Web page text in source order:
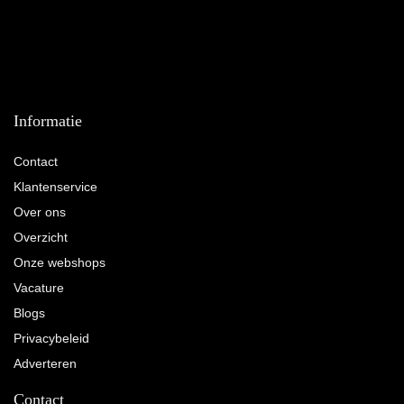
Informatie
Contact
Klantenservice
Over ons
Overzicht
Onze webshops
Vacature
Blogs
Privacybeleid
Adverteren
Contact